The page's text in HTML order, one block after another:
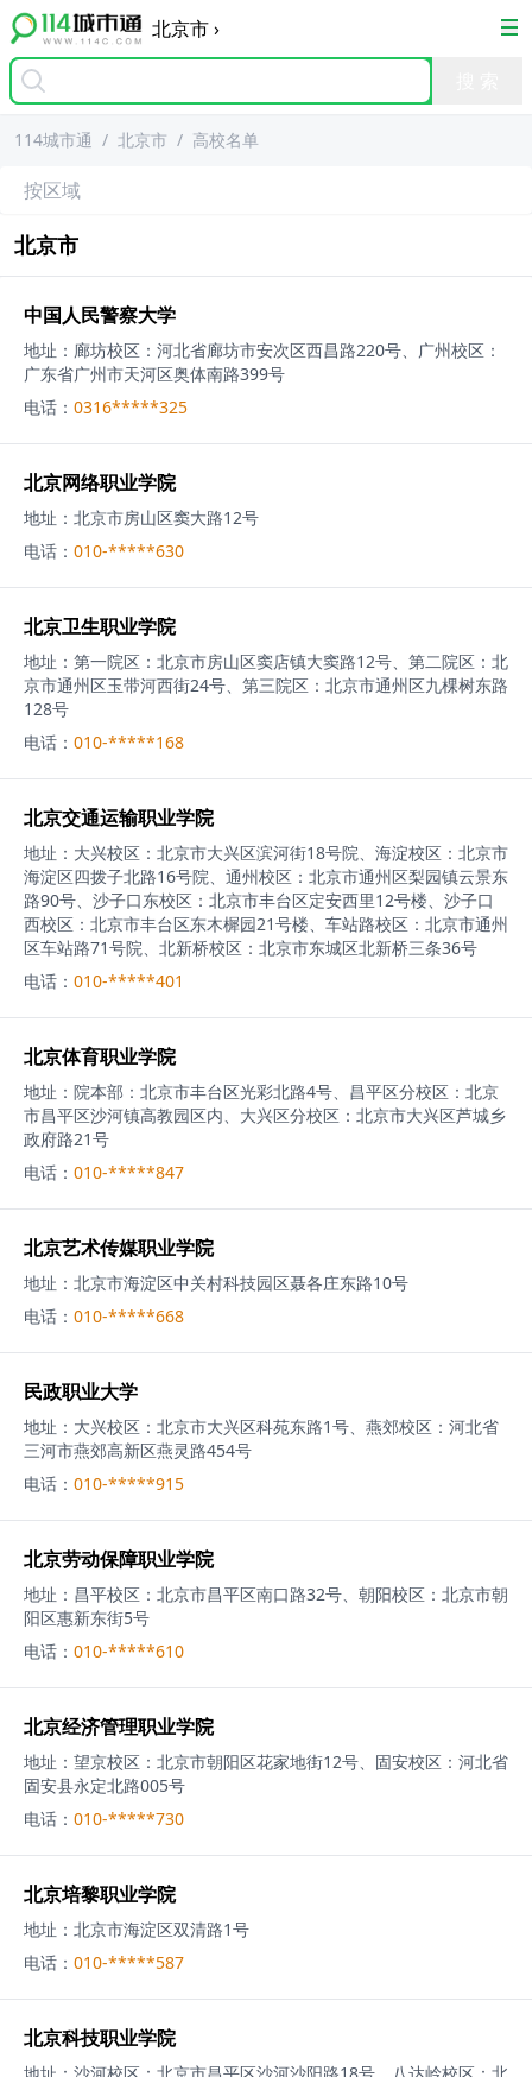
北京市›
114城市通 / 北京市 / 高校名单
按区域
北京市
中国人民警察大学
地址： 廊坊校区：河北省廊坊市安次区西昌路220号、广州校区：
广东省广州市天河区奥体南路399号
电话： 0316*****325
北京网络职业学院
地址： 北京市房山区窦大路12号
电话： 010-*****630
北京卫生职业学院
地址： 第一院区：北京市房山区窦店镇大窦路12号、第二院区：北
京市通州区玉带河西街24号、第三院区：北京市通州区九棵树东路
128号
电话： 010-*****168
北京交通运输职业学院
地址： 大兴校区：北京市大兴区滨河街18号院、海淀校区：北京市
海淀区四拨子北路16号院、通州校区：北京市通州区梨园镇云景东
路90号、沙子口东校区：北京市丰台区定安西里12号楼、沙子口
西校区：北京市丰台区东木樨园21号楼、车站路校区：北京市通州
区车站路71号院、北新桥校区：北京市东城区北新桥三条36号
电话： 010-*****401
北京体育职业学院
地址： 院本部：北京市丰台区光彩北路4号、昌平区分校区：北京
市昌平区沙河镇高教园区内、大兴区分校区：北京市大兴区芦城乡
政府路21号
电话： 010-*****847
北京艺术传媒职业学院
地址： 北京市海淀区中关村科技园区聂各庄东路10号
电话： 010-*****668
民政职业大学
地址： 大兴校区：北京市大兴区科苑东路1号、燕郊校区：河北省
三河市燕郊高新区燕灵路454号
电话： 010-*****915
北京劳动保障职业学院
地址： 昌平校区：北京市昌平区南口路32号、朝阳校区：北京市朝
阳区惠新东街5号
电话： 010-*****610
北京经济管理职业学院
地址： 望京校区：北京市朝阳区花家地街12号、固安校区：河北省
固安县永定北路005号
电话： 010-*****730
北京培黎职业学院
地址： 北京市海淀区双清路1号
电话： 010-*****587
北京科技职业学院